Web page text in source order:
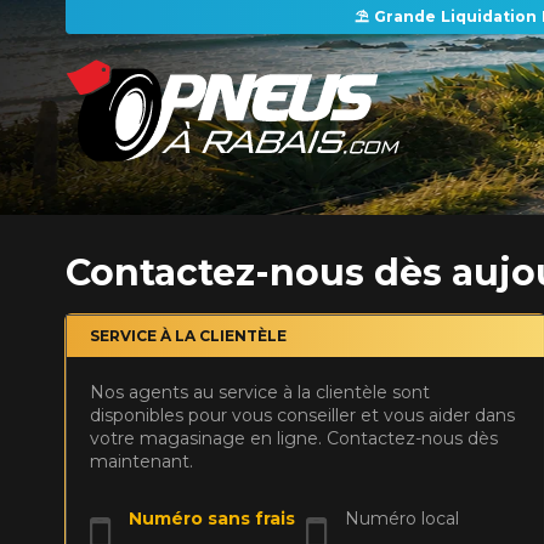
⛱️ Grande Liquidation
Contactez-nous dès
SERVICE À LA CLIENTÈLE
Nos agents au service à la clientèle sont
disponibles pour vous conseiller et vous aider dans
votre magasinage en ligne. Contactez-nous dès
maintenant.
Numéro sans frais Numéro local